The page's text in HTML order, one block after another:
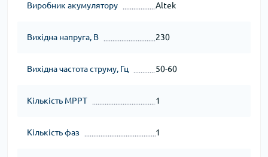
Виробник акумулятору Altek
Вихідна напруга, В 230
Вихідна частота струму, Гц 50-60
Кількість MPPT 1
Кількість фаз 1